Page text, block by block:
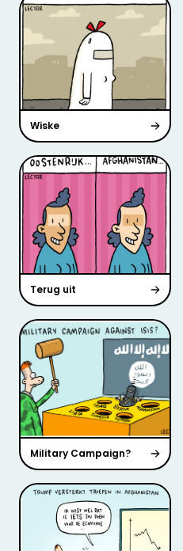
Wiske
Terug uit
Military Campaign?